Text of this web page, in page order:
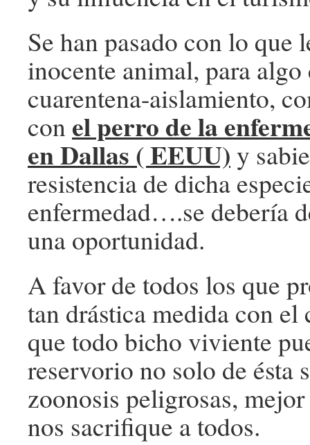
Se han pasado con lo que
inocente animal, para algo
cuarentena-aislamiento,
con el perro de la
en Dallas ( EEUU)y
resistencia de dicha
enfermedad….se debería
una oportunidad.
A favor de todos los que
tan drástica medida con
que todo bicho viviente
reservorio no solo de ésta
zoonosis peligrosas,
nos sacrifique a todos.